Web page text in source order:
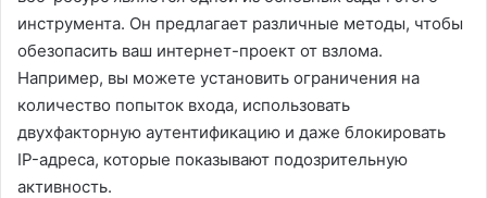
инструмента. Он предлагает различные методы, чтобы
обезопасить ваш интернет-проект от взлома.
Например, вы можете установить ограничения на
количество попыток входа, использовать
двухфакторную аутентификацию и даже блокировать
IP-адреса, которые показывают подозрительную
активность.